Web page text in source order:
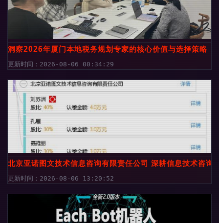
洞察2026年厦门本地税务规划专家的核心价值与选择策略
更新时间：2026-08-06 00:34:29
北京亚诺图文技术信息咨询有限责任公司 深耕信息技术咨询
更新时间：2026-08-06 13:20:52